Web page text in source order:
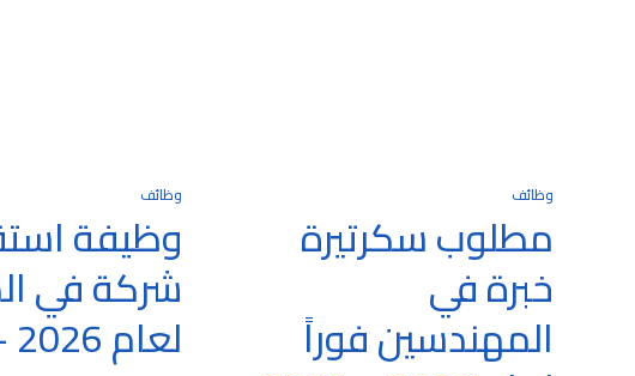
وظائف
مطلوب سكرتيرة
خبرة في
المهندسين فوراً
وظائف
وظيفة
شركة في
لعام 2026 – 2027